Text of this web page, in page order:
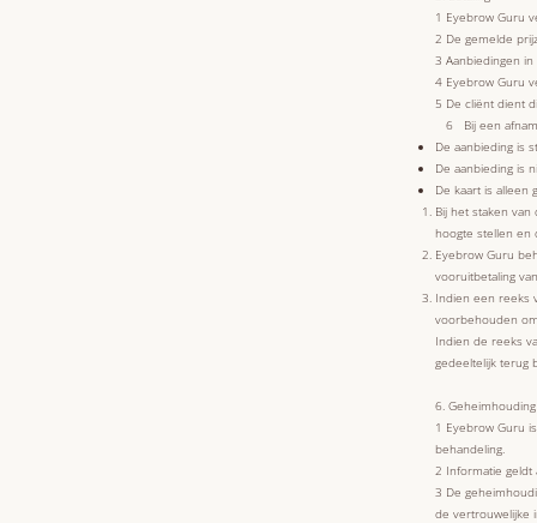
1 Eyebrow Guru
2 De gemelde
3 Aanbiedingen
4 Eyebrow Guru
5 De cliënt dient
6 Bij een
De aanbieding is
De aanbieding is
De kaart is alleen
Bij het staken
hoogte stellen en
Eyebrow Guru
vooruitbetaling
Indien een reeks
voorbehouden
Indien de reeks
gedeeltelijk terug
6. Geheimhouding
1 Eyebrow Guru
behandeling.
2 Informatie geldt
3 De
de vertrouwelijke